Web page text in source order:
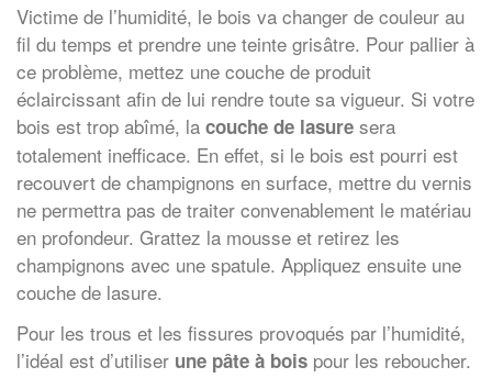
Victime de l’humidité, le bois va changer de couleur au
fil du temps et prendre une teinte grisâtre. Pour pallier à
ce problème, mettez une couche de produit
éclaircissant afin de lui rendre toute sa vigueur. Si votre
bois est trop abîmé, la couche de lasure sera
totalement inefficace. En effet, si le bois est pourri est
recouvert de champignons en surface, mettre du vernis
ne permettra pas de traiter convenablement le matériau
en profondeur. Grattez la mousse et retirez les
champignons avec une spatule. Appliquez ensuite une
couche de lasure.
Pour les trous et les fissures provoqués par l’humidité,
l’idéal est d’utiliser une pâte à bois pour les reboucher.